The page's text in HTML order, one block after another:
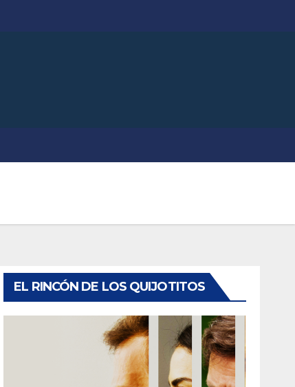
EL RINCÓN DE LOS QUIJOTITOS